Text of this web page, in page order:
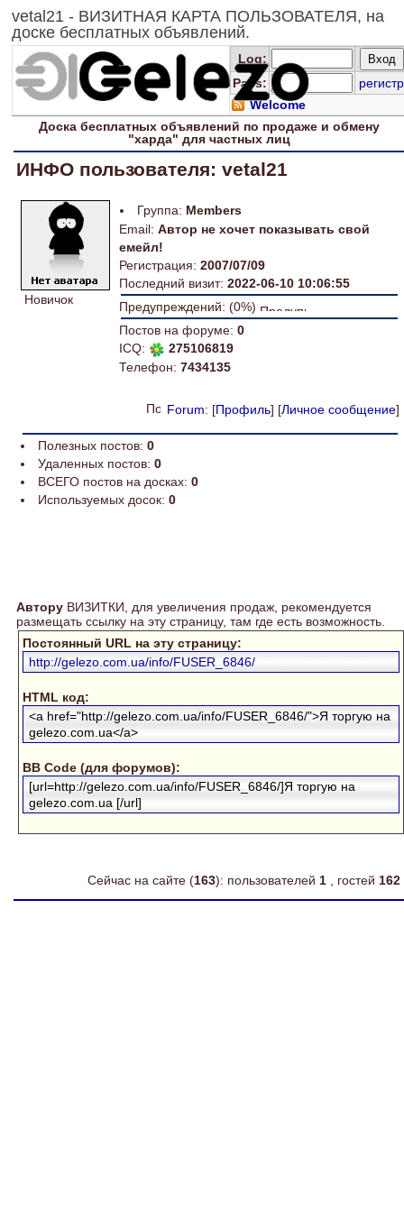
vetal21 - ВИЗИТНАЯ КАРТА ПОЛЬЗОВАТЕЛЯ, на
доске бесплатных объявлений.
Log:
Pass:
регистр
Welcome
Доскабесплатных объявлений по продаже и обмену
"харда" длячастных лиц
ИНФО пользователя: vetal21
Новичок
Группа: Members
Email: Автор не хочет показывать свой
емейл!
Регистрация: 2007/07/09
Последний визит: 2022-06-10 10:06:55
Предупреждений: (0%)
Постов на форуме: 0
ICQ:
275106819
Телефон: 7434135
Forum: [Профиль] [Личное сообщение]
Полезных постов: 0
Удаленных постов: 0
ВСЕГО постов на досках: 0
Используемых досок: 0
Автору ВИЗИТКИ, для увеличения продаж, рекомендуется
размещать ссылку на эту страницу, там где есть возможность.
Постоянный URL на эту страницу:
http://gelezo.com.ua/info/FUSER_6846/
HTML код:
<a href="http://gelezo.com.ua/info/FUSER_6846/">Я торгую на
gelezo.com.ua</a>
BB Code (для форумов):
[url=http://gelezo.com.ua/info/FUSER_6846/]Я торгую на
gelezo.com.ua [/url]
Сейчас на сайте (163): пользователей 1 , гостей 162